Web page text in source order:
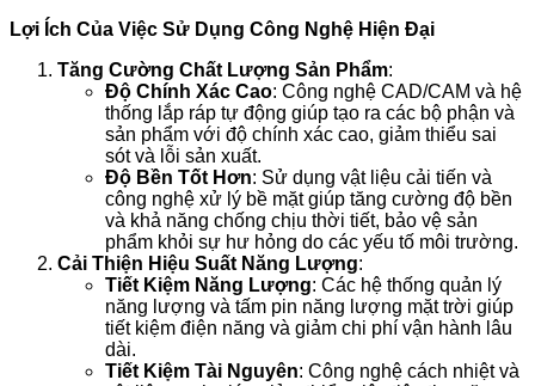
Lợi Ích Của Việc Sử Dụng Công Nghệ Hiện Đại
Tăng Cường Chất Lượng Sản Phẩm:
Độ Chính Xác Cao: Công nghệ CAD/CAM và hệ
thống lắp ráp tự động giúp tạo ra các bộ phận và
sản phẩm với độ chính xác cao, giảm thiểu sai
sót và lỗi sản xuất.
Độ Bền Tốt Hơn: Sử dụng vật liệu cải tiến và
công nghệ xử lý bề mặt giúp tăng cường độ bền
và khả năng chống chịu thời tiết, bảo vệ sản
phẩm khỏi sự hư hỏng do các yếu tố môi trường.
Cải Thiện Hiệu Suất Năng Lượng:
Tiết Kiệm Năng Lượng: Các hệ thống quản lý
năng lượng và tấm pin năng lượng mặt trời giúp
tiết kiệm điện năng và giảm chi phí vận hành lâu
dài.
Tiết Kiệm Tài Nguyên: Công nghệ cách nhiệt và